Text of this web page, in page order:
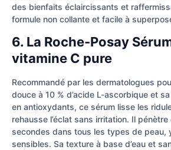
des bienfaits éclaircissants et
formule non collante et facile à
6. La Roche-Posay
vitamine C pure
Recommandé par les dermatologues
douce à 10 % d’acide L-ascorbique et
en antioxydants, ce sérum lisse les
rehausse l’éclat sans irritation. Il
secondes dans tous les types de peau,
sensibles. Sa texture à base d’eau et